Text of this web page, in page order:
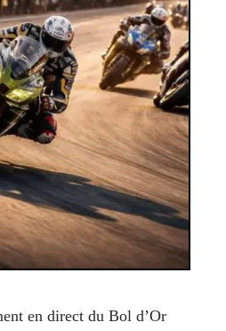
en direct du Bol d’Or